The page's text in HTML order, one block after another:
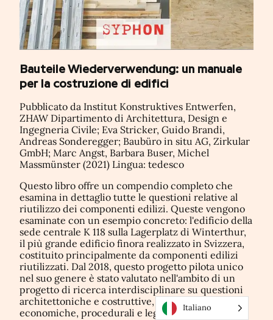
Bauteile Wiederverwendung: un manuale
per la costruzione di edifici
Pubblicato da Institut Konstruktives Entwerfen,
ZHAW Dipartimento di Architettura, Design e
Ingegneria Civile; Eva Stricker, Guido Brandi,
Andreas Sonderegger; Baubüro in situ AG, Zirkular
GmbH; Marc Angst, Barbara Buser, Michel
Massmünster (2021) Lingua: tedesco
Questo libro offre un compendio completo che
esamina in dettaglio tutte le questioni relative al
riutilizzo dei componenti edilizi. Queste vengono
esaminate con un esempio concreto: l'edificio della
sede centrale K 118 sulla Lagerplatz di Winterthur,
il più grande edificio finora realizzato in Svizzera,
costituito principalmente da componenti edilizi
riutilizzati. Dal 2018, questo progetto pilota unico
nel suo genere è stato valutato nell'ambito di un
progetto di ricerca interdisciplinare su questioni
architettoniche e costruttive, energetiche,
economiche, procedurali e legali. Tutti i risultati
Italiano